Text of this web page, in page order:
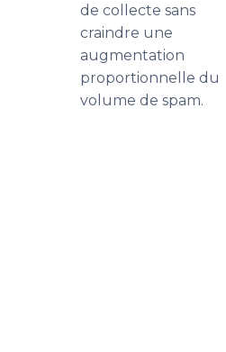
de collecte sans
craindre une
augmentation
proportionnelle du
volume de spam.